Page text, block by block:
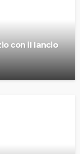
con il lancio